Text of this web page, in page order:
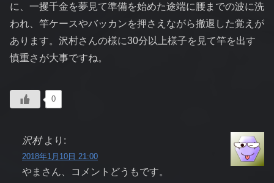
に、一攫千金を夢見て準備を始めた途端に腰までの波に洗
われ、竿ケースやバッカンを押さえながら撤退した覚えが
あります。沢村さんの様に30分以上様子を見て竿を出す
慎重さが大事ですね。
0
沢村 より:
2018年1月10日 21:00
やまさん、コメントどうもです。